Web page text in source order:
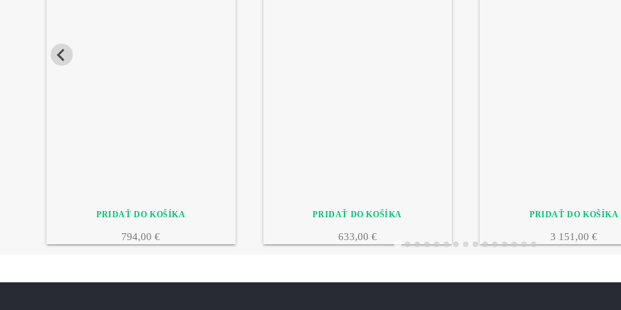
794,00 € 633,00 € 3 151,00 €